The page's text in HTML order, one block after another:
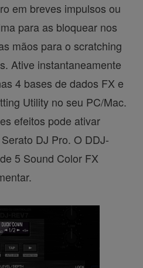
em breves impulsos ou
para as bloquear nos
mãos para o scratching
Ative instantaneamente
4 bases de dados FX e
Utility no seu PC/Mac.
efeitos pode ativar
DJ Pro. O DDJ-
5 Sound Color FX